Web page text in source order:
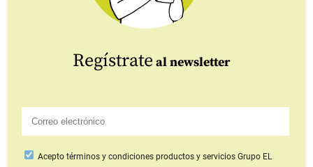
Regístrate al newsletter
Aceptotérminos y condiciones productos y serviciosGrupo EL